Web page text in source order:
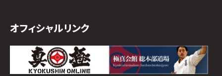
オフィシャルリンク